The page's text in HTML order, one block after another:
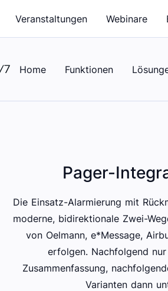
Veranstaltungen Webinare
Home Funktionen
Pager-
Die Einsatz-Alarmierung mit
moderne, bidirektionale Zwei-
von Oelmann, e*Message,
erfolgen. Nachfolgend
Zusammenfassung,
Varianten dann